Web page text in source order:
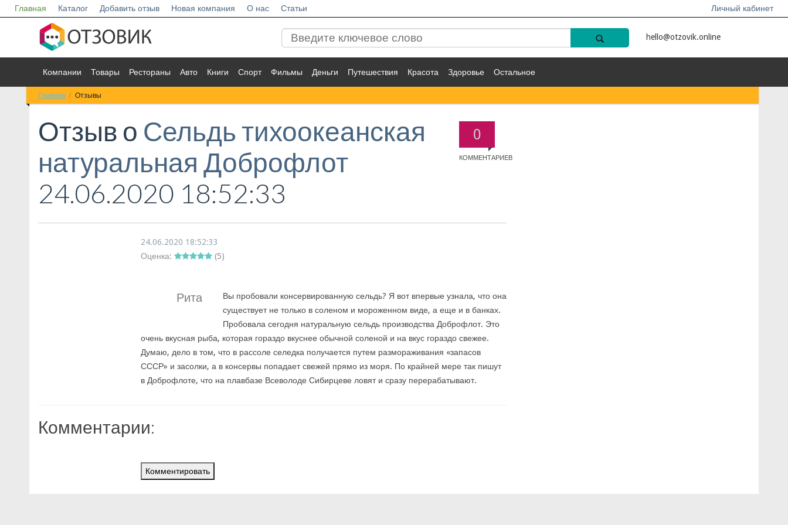
Главная Каталог Добавить отзыв Новая компания О нас Статьи Личный кабинет
hello@otzovik.online
Компании Товары Рестораны Авто Книги Спорт Фильмы Деньги Путешествия Красота Здоровье Остальное
Главная Отзывы
0
КОММЕНТАРИЕВ
Отзыв о Сельдь тихоокеанская
натуральная Доброфлот
24.06.2020 18:52:33
24.06.2020 18:52:33
Оценка:
(5)
Рита
Вы пробовали консервированную сельдь? Я вот впервые узнала, что она
существует не только в соленом и мороженном виде, а еще и в банках.
Пробовала сегодня натуральную сельдь производства Доброфлот. Это
очень вкусная рыба, которая гораздо вкуснее обычной соленой и на вкус гораздо свежее.
Думаю, дело в том, что в рассоле селедка получается путем размораживания «запасов
СССР» и засолки, а в консервы попадает свежей прямо из моря. По крайней мере так пишут
в Доброфлоте, что на плавбазе Всеволоде Сибирцеве ловят и сразу перерабатывают.
Комментарии:
Комментировать